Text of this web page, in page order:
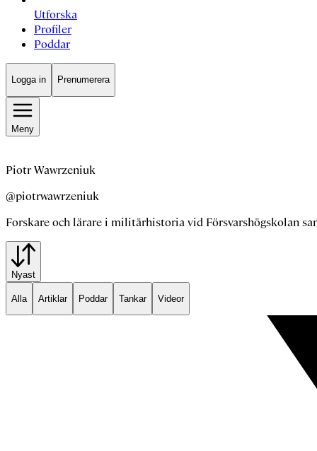
Utforska
Profiler
Poddar
Logga in Prenumerera
Meny
Piotr Wawrzeniuk
@piotrwawrzeniuk
Forskare och lärare i militärhistoria vid Försvarshögskolan
Nyast
Alla Artiklar Poddar Tankar Videor